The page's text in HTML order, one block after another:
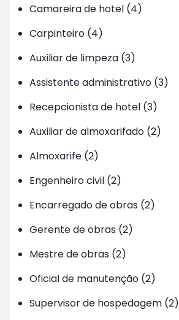
Camareira de hotel (4)
Carpinteiro (4)
Auxiliar de limpeza (3)
Assistente administrativo (3)
Recepcionista de hotel (3)
Auxiliar de almoxarifado (2)
Almoxarife (2)
Engenheiro civil (2)
Encarregado de obras (2)
Gerente de obras (2)
Mestre de obras (2)
Oficial de manutenção (2)
Supervisor de hospedagem (2)